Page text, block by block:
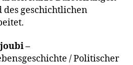
des geschichtlichen
–
/ Politischer